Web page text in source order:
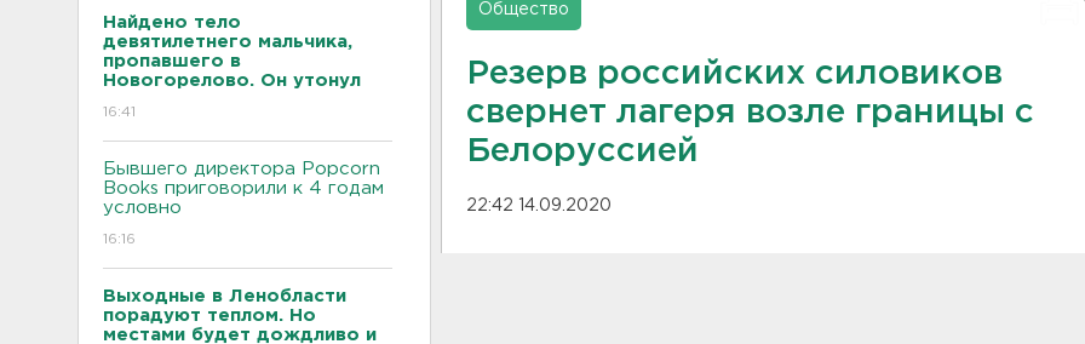
Найдено тело
девятилетнего мальчика,
пропавшего в
Новогорелово. Он утонул
16:41
Бывшего директора Popcorn
Books приговорили к 4 годам
условно
16:16
Выходные в Ленобласти
порадуют теплом. Но
местами будет дождливо и
Общество
Резерв российских силовиков
свернет лагеря возле границы с
Белоруссией
22:42 14.09.2020